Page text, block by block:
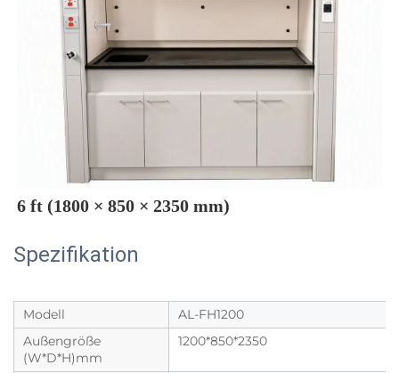
6 ft (1800 × 850 × 2350 mm)
Spezifikation
Modell
AL-FH1200
Außengröße
(W*D*H)mm
1200*850*2350